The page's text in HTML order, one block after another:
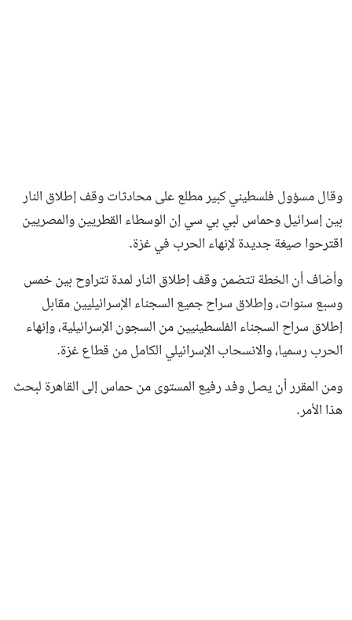
وقال مسؤول فلسطيني كبير مطلع على محادثات وقف إطلاق النار
بين إسرائيل وحماس لبي بي سي إن الوسطاء القطريين والمصريين
اقترحوا صيغة جديدة لإنهاء الحرب في غزة.
وأضاف أن الخطة تتضمن وقف إطلاق النار لمدة تتراوح بين خمس
وسبع سنوات، وإطلاق سراح جميع السجناء الإسرائيليين مقابل
إطلاق سراح السجناء الفلسطينيين من السجون الإسرائيلية، وإنهاء
الحرب رسميا، والانسحاب الإسرائيلي الكامل من قطاع غزة.
ومن المقرر أن يصل وفد رفيع المستوى من حماس إلى القاهرة لبحث
هذا الأمر.